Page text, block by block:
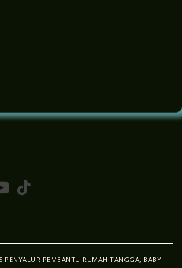
PENYALUR PEMBANTU RUMAH TANGGA, BABY